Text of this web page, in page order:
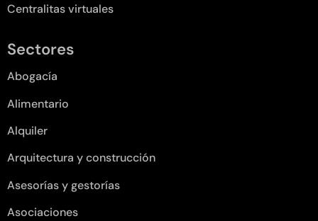
Centralitas virtuales
Sectores
Abogacía
Alimentario
Alquiler
Arquitectura y construcción
Asesorías y gestorías
Asociaciones